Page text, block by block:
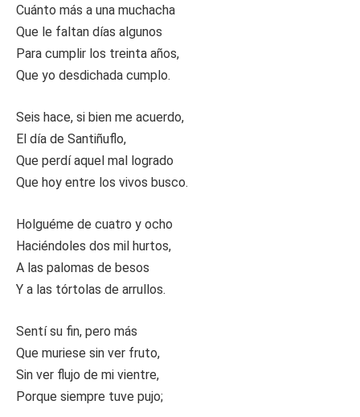
Cuánto más a una muchacha
Que le faltan días algunos
Para cumplir los treinta años,
Que yo desdichada cumplo.
Seis hace, si bien me acuerdo,
El día de Santiñuflo,
Que perdí aquel mal logrado
Que hoy entre los vivos busco.
Holguéme de cuatro y ocho
Haciéndoles dos mil hurtos,
A las palomas de besos
Y a las tórtolas de arrullos.
Sentí su fin, pero más
Que muriese sin ver fruto,
Sin ver flujo de mi vientre,
Porque siempre tuve pujo;